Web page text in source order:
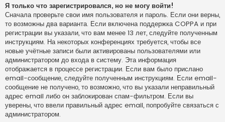
Я только что зарегистрировался, но не могу войти!
Сначала проверьте свои имя пользователя и пароль. Если они верны,
то возможны два варианта. Если включена поддержка COPPA и при
регистрации вы указали, что вам менее 13 лет, следуйте полученным
инструкциям. На некоторых конференциях требуется, чтобы все
новые учётные записи были активированы пользователями или
администратором до входа в систему. Эта информация
отображается в процессе регистрации. Если вам было прислано
email-сообщение, следуйте полученным инструкциям. Если email-
сообщение не получено, то возможно, что вы указали неправильный
адрес email либо он заблокирован спам-фильтром. Если вы
уверены, что ввели правильный адрес email, попробуйте связаться с
администратором.